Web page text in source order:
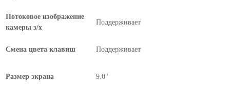
Потоковое изображение
камеры з/х
Поддерживает
Смена цвета клавиш Поддерживает
Размер экрана 9.0"